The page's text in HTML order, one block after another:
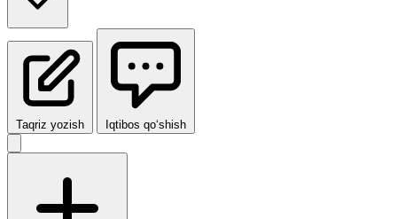
Taqriz yozish Iqtibos qo‘shish